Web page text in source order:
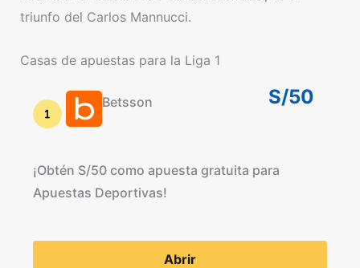
triunfo del Carlos Mannucci.
Casas de apuestas para la Liga 1
Betsson S/50
¡Obtén S/50 como apuesta gratuita para
Apuestas Deportivas!
Abrir